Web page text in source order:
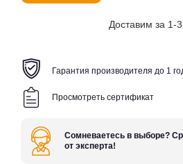
Доставим за 1-
Гарантия производителя до 1
Просмотреть сертификат
Сомневаетесь в выборе?
от эксперта!